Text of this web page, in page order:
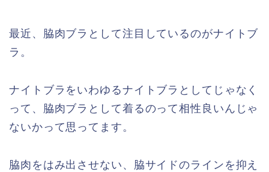
最近、脇肉ブラとして注目しているのがナイトブ
ラ。
ナイトブラをいわゆるナイトブラとしてじゃなく
って、脇肉ブラとして着るのって相性良いんじゃ
ないかって思ってます。
脇肉をはみ出させない、脇サイドのラインを抑え